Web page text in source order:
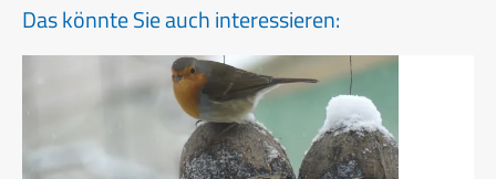
Das könnte Sie auch interessieren: